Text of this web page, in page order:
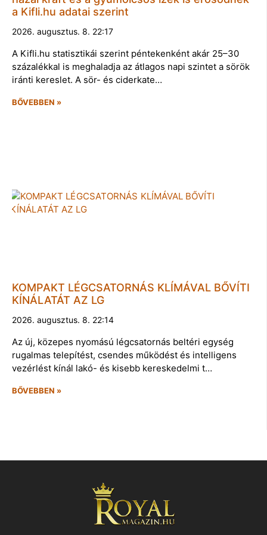
a Kifli.hu adatai szerint
2026. augusztus. 8. 22:17
A Kifli.hu statisztikái szerint péntekenként akár 25–30
százalékkal is meghaladja az átlagos napi szintet a sörök
iránti kereslet. A sör- és ciderkate…
BŐVEBBEN »
KOMPAKT LÉGCSATORNÁS KLÍMÁVAL BŐVÍTI
KÍNÁLATÁT AZ LG
2026. augusztus. 8. 22:14
Az új, közepes nyomású légcsatornás beltéri egység
rugalmas telepítést, csendes működést és intelligens
vezérlést kínál lakó- és kisebb kereskedelmi t…
BŐVEBBEN »